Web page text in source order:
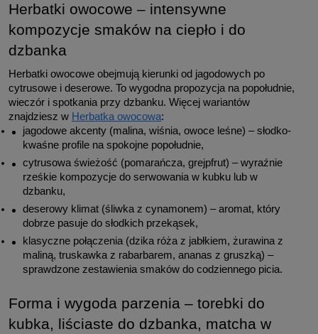
Herbatki owocowe – intensywne
kompozycje smaków na ciepło i do
dzbanka
Herbatki owocowe obejmują kierunki od jagodowych po
cytrusowe i deserowe. To wygodna propozycja na popołudnie,
wieczór i spotkania przy dzbanku. Więcej wariantów
znajdziesz w Herbatka owocowa:
jagodowe akcenty (malina, wiśnia, owoce leśne) – słodko-
kwaśne profile na spokojne popołudnie,
cytrusowa świeżość (pomarańcza, grejpfrut) – wyraźnie
rześkie kompozycje do serwowania w kubku lub w
dzbanku,
deserowy klimat (śliwka z cynamonem) – aromat, który
dobrze pasuje do słodkich przekąsek,
klasyczne połączenia (dzika róża z jabłkiem, żurawina z
maliną, truskawka z rabarbarem, ananas z gruszką) –
sprawdzone zestawienia smaków do codziennego picia.
Forma i wygoda parzenia – torebki do
kubka, liściaste do dzbanka, matcha w